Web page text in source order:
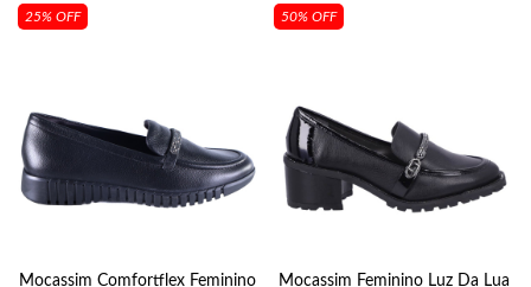
25% OFF
Mocassim Comfortflex Feminino
50% OFF
Mocassim Feminino Luz Da Lua